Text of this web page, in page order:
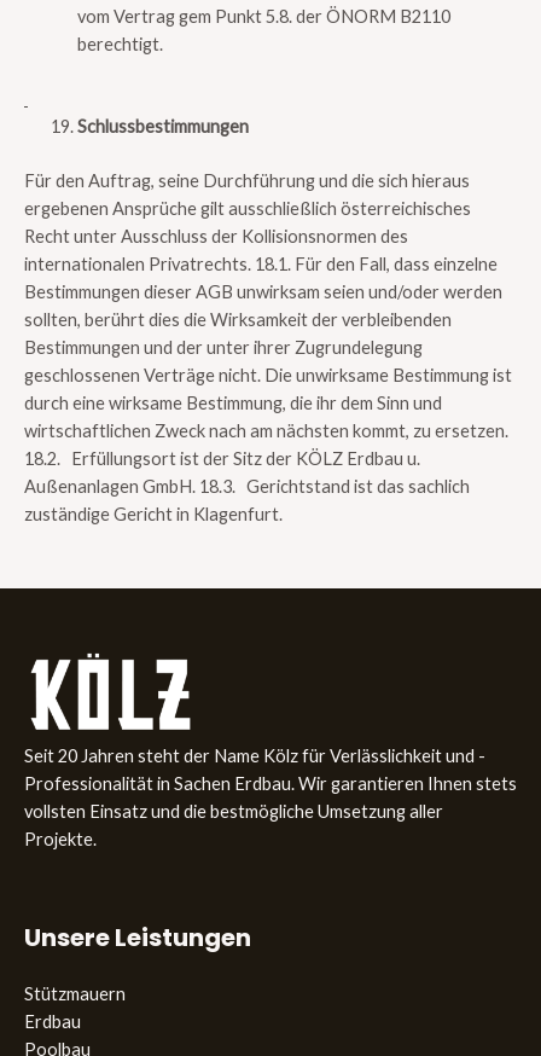
vom Vertrag gem Punkt 5.8. der ÖNORM B2110
berechtigt.
Schlussbestimmungen
Für den Auftrag, seine Durchführung und die sich hieraus
ergebenen Ansprüche gilt ausschließlich österreichisches
Recht unter Ausschluss der Kollisionsnormen des
internationalen Privatrechts. 18.1. Für den Fall, dass einzelne
Bestimmungen dieser AGB unwirksam seien und/oder werden
sollten, berührt dies die Wirksamkeit der verbleibenden
Bestimmungen und der unter ihrer Zugrundelegung
geschlossenen Verträge nicht. Die unwirksame Bestimmung ist
durch eine wirksame Bestimmung, die ihr dem Sinn und
wirtschaftlichen Zweck nach am nächsten kommt, zu ersetzen.
18.2. Erfüllungsort ist der Sitz der KÖLZ Erdbau u.
Außenanlagen GmbH. 18.3. Gerichtstand ist das sachlich
zuständige Gericht in Klagenfurt.
Seit 20 Jahren steht der Name Kölz für Verlässlichkeit und ­
Professionalität in Sachen Erdbau. Wir garantieren Ihnen stets
­vollsten Einsatz und die bestmögliche Umsetzung aller
Projekte.
Unsere Leistungen
Stützmauern
Erdbau
Poolbau